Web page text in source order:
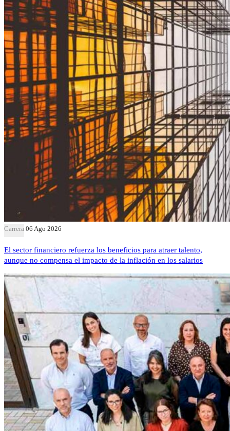
Carrera 06 Ago 2026
El sector financiero refuerza los beneficios para atraer talento,
aunque no compensa el impacto de la inflación en los salarios